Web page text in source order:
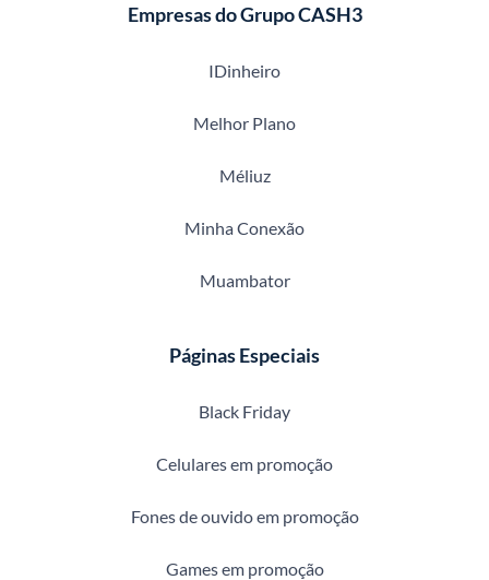
Empresas do Grupo CASH3
IDinheiro
Melhor Plano
Méliuz
Minha Conexão
Muambator
Páginas Especiais
Black Friday
Celulares em promoção
Fones de ouvido em promoção
Games em promoção